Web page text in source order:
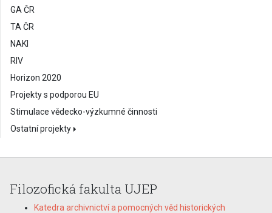
GA ČR
TA ČR
NAKI
RIV
Horizon 2020
Projekty s podporou EU
Stimulace vědecko-výzkumné činnosti
Ostatní projekty
Filozofická fakulta UJEP
Katedra archivnictví a pomocných věd historických